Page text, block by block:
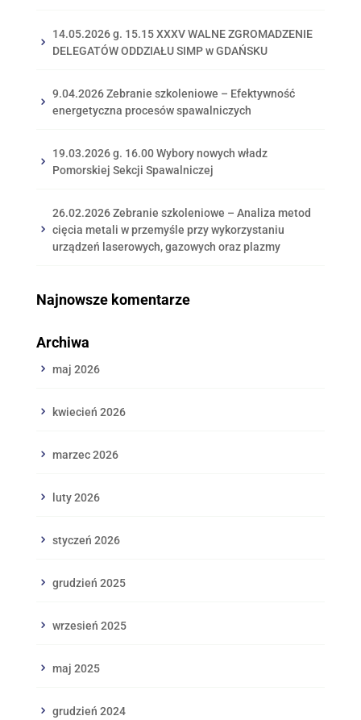
14.05.2026 g. 15.15 XXXV WALNE ZGROMADZENIE
DELEGATÓW ODDZIAŁU SIMP w GDAŃSKU
9.04.2026 Zebranie szkoleniowe – Efektywność
energetyczna procesów spawalniczych
19.03.2026 g. 16.00 Wybory nowych władz
Pomorskiej Sekcji Spawalniczej
26.02.2026 Zebranie szkoleniowe – Analiza metod
cięcia metali w przemyśle przy wykorzystaniu
urządzeń laserowych, gazowych oraz plazmy
Najnowsze komentarze
Archiwa
maj 2026
kwiecień 2026
marzec 2026
luty 2026
styczeń 2026
grudzień 2025
wrzesień 2025
maj 2025
grudzień 2024